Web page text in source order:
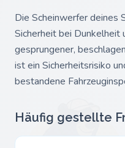
Die Scheinwerfer deines
Sicherheit bei Dunkelheit
gesprungener,
ist ein Sicherheitsrisiko
bestandene
Häufig gestellte